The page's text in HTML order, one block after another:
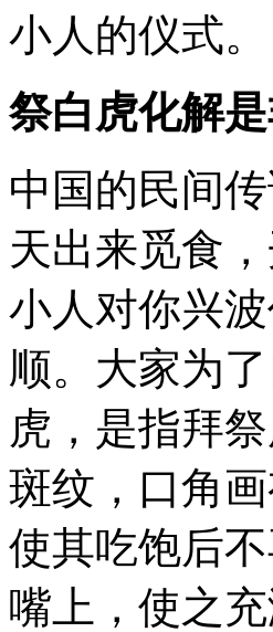
小人的仪式。
祭白虎化解
中国的民间
天出来觅食
小人对你兴
顺。大家为
虎，是指拜
斑纹，口角
使其吃饱后
嘴上，使之